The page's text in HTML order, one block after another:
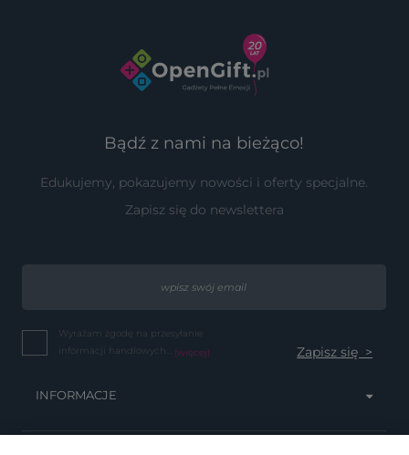
Bądź z nami na bieżąco!
Edukujemy, pokazujemy nowości i oferty specjalne.
Zapisz się do newslettera
Wyrażam zgodę na przesyłanie
informacji handlowych... (więcej)
INFORMACJE